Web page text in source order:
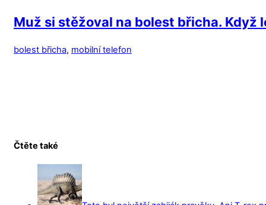
Muž si stěžoval na bolest břicha.
bolest břicha, mobilní telefon
Čtěte také